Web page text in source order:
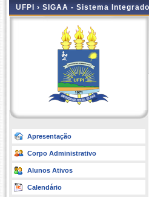
UFPI › SIGAA - Sistema
Apresentação
Corpo Administrativo
Alunos Ativos
Calendário